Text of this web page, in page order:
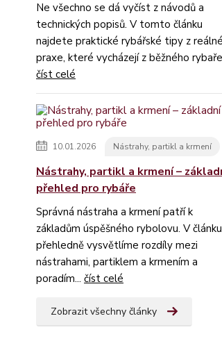
Ne všechno se dá vyčíst z návodů a
technických popisů. V tomto článku
najdete praktické rybářské tipy z reálné
praxe, které vycházejí z běžného
číst celé
10.01.2026 Nástrahy, partikl a krmení
Nástrahy, partikl a krmení –
přehled pro rybáře
Správná nástraha a krmení patří k
základům úspěšného rybolovu. V
přehledně vysvětlíme rozdíly mezi
nástrahami, partiklem a krmením a
poradím... číst celé
Zobrazit všechny články